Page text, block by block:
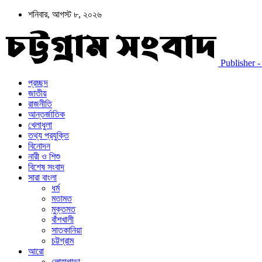
শনিবার, আগস্ট ৮, ২০২৬
Publisher -
প্রচ্ছদ
জাতীয়
রাজনীতি
আন্তর্জাতিক
খেলাধুলা
তথ্য প্রযুক্তি
বিনোদন
নারী ও শিশু
বিশেষ সংবাদ
সারা বাংলা
ধর্ম
মতামত
মুক্তমত
বাঁশখালী
সাতকানিয়া
চট্টগ্রাম
আরো